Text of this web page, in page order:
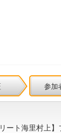
参加
ート海里村上】